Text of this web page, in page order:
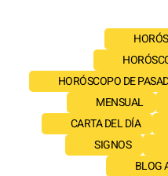
HORÓSCOPO DE
MENSUAL
CARTA DEL DÍA
SIGNOS
BLOG